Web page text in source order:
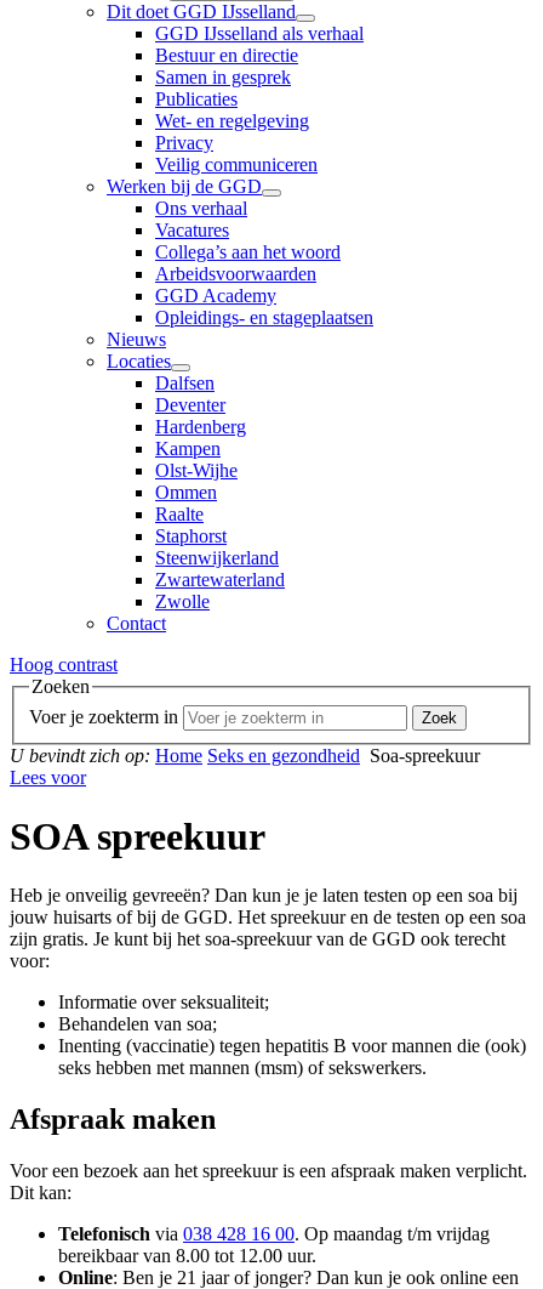
Dit doet GGD IJsselland
GGD IJsselland als verhaal
Bestuur en directie
Samen in gesprek
Publicaties
Wet- en regelgeving
Privacy
Veilig communiceren
Werken bij de GGD
Ons verhaal
Vacatures
Collega’s aan het woord
Arbeidsvoorwaarden
GGD Academy
Opleidings- en stageplaatsen
Nieuws
Locaties
Dalfsen
Deventer
Hardenberg
Kampen
Olst-Wijhe
Ommen
Raalte
Staphorst
Steenwijkerland
Zwartewaterland
Zwolle
Contact
Hoog contrast
Zoeken
Voer je zoekterm in
U bevindt zich op: Home Seks en gezondheid Soa-spreekuur
Lees voor
SOA spreekuur
Heb je onveilig gevreeën? Dan kun je je laten testen op een soa bij
jouw huisarts of bij de GGD. Het spreekuur en de testen op een soa
zijn gratis. Je kunt bij het soa-spreekuur van de GGD ook terecht
voor:
Informatie over seksualiteit;
Behandelen van soa;
Inenting (vaccinatie) tegen hepatitis B voor mannen die (ook)
seks hebben met mannen (msm) of sekswerkers.
Afspraak maken
Voor een bezoek aan het spreekuur is een afspraak maken verplicht.
Dit kan:
Telefonisch via 038 428 16 00. Op maandag t/m vrijdag
bereikbaar van 8.00 tot 12.00 uur.
Online: Ben je 21 jaar of jonger? Dan kun je ook online een